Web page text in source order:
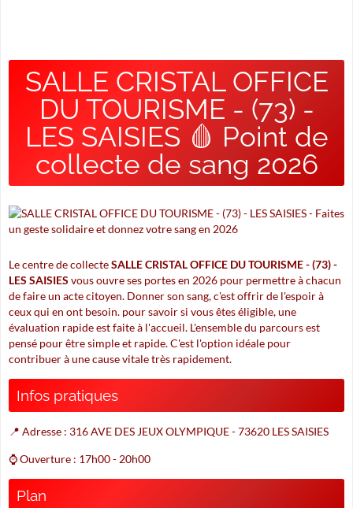
SALLE CRISTAL OFFICE
DU TOURISME - (73) -
LES SAISIES 🩸 Point de
collecte de sang 2026
Le centre de collecteSALLE CRISTAL OFFICE DU TOURISME - (73) -
LES SAISIES vous ouvre ses portes en 2026 pour permettre à chacun
de faire un acte citoyen. Donner son sang, c'est offrir de l'espoir à
ceux qui en ont besoin. pour savoir si vous êtes éligible, une
évaluation rapide est faite à l'accueil. L'ensemble du parcours est
pensé pour être simple et rapide. C'est l'option idéale pour
contribuer à une cause vitale très rapidement.
Infos pratiques
📍 Adresse : 316 AVE DES JEUX OLYMPIQUE - 73620 LES SAISIES
⌚ Ouverture : 17h00 - 20h00
Plan